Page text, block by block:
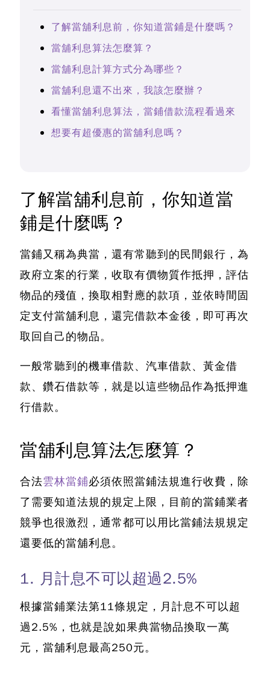
了解當舖利息前，你知道當鋪是什麼嗎？
當舖利息算法怎麼算？
當舖利息計算方式分為哪些？
當舖利息還不出來，我該怎麼辦？
看懂當舖利息算法，當鋪借款流程看過來
想要有超優惠的當舖利息嗎？
了解當舖利息前，你知道當
鋪是什麼嗎？
當鋪又稱為典當，還有常聽到的民間銀行，為
政府立案的行業，收取有價物質作抵押，評估
物品的殘值，換取相對應的款項， 並依時間固
定支付當舖利息，還完借款本金後，即可再次
取回自己的物品。
一般常聽到的機車借款、汽車借款、黃金借
款、鑽石借款等，就是以這些物品作為抵押進
行借款。
當舖利息算法怎麼算？
合法雲林當鋪必須依照當鋪法規進行收費，除
了需要知道法規的規定上限，目前的當鋪業者
競爭也很激烈， 通常都可以用比當鋪法規規定
還要低的當舖利息。
1. 月計息不可以超過2.5%
根據當鋪業法第11條規定，月計息不可以超
過2.5%，也就是說如果典當物品換取一萬
元， 當舖利息最高250元。